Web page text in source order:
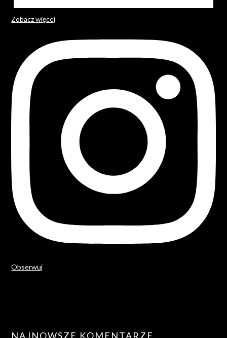
Zobacz więcej
Obserwuj
NAJNOWSZE KOMENTARZE